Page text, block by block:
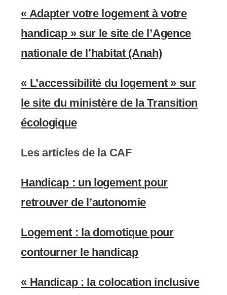
« Adapter votre logement à votre
handicap » sur le site de l’Agence
nationale de l’habitat (Anah)
« L’accessibilité du logement » sur
le site du ministère de la Transition
écologique
Les articles de la CAF
Handicap : un logement pour
retrouver de l’autonomie
Logement : la domotique pour
contourner le handicap
« Handicap : la colocation inclusive